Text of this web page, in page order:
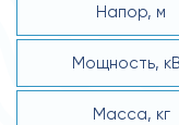
Напор, м
Мощность,
Масса, кг